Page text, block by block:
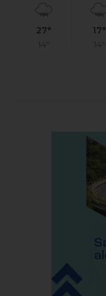
27°
14°
17°
14°